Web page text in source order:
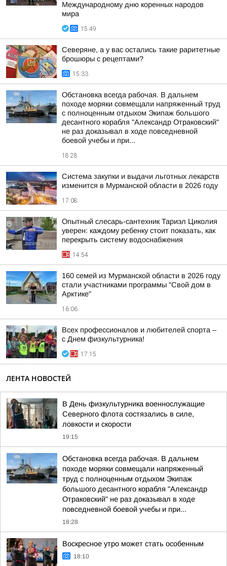
Международному дню коренных народов
мира
15:49
Северяне, а у вас остались такие раритетные
брошюры с рецептами?
15:33
Обстановка всегда рабочая. В дальнем
походе моряки совмещали напряженный труд
с полноценным отдыхом Экипаж большого
десантного корабля "Александр Отраковский"
не раз доказывал в ходе повседневной
боевой учебы и при...
18:28
Система закупки и выдачи льготных лекарств
изменится в Мурманской области в 2026 году
17:08
Опытный слесарь-сантехник Тариэл Циколия
уверен: каждому ребенку стоит показать, как
перекрыть систему водоснабжения
14:54
160 семей из Мурманской области в 2026 году
стали участниками программы "Свой дом в
Арктике"
16:06
Всех профессионалов и любителей спорта –
с Днем физкультурника!
17:15
ЛЕНТА НОВОСТЕЙ
В День физкультурника военнослужащие
Северного флота состязались в силе,
ловкости и скорости
19:15
Обстановка всегда рабочая. В дальнем
походе моряки совмещали напряженный
труд с полноценным отдыхом Экипаж
большого десантного корабля "Александр
Отраковский" не раз доказывал в ходе
повседневной боевой учебы и при...
18:28
Воскресное утро может стать особенным
18:10